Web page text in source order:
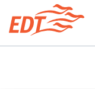
contenuto
principale